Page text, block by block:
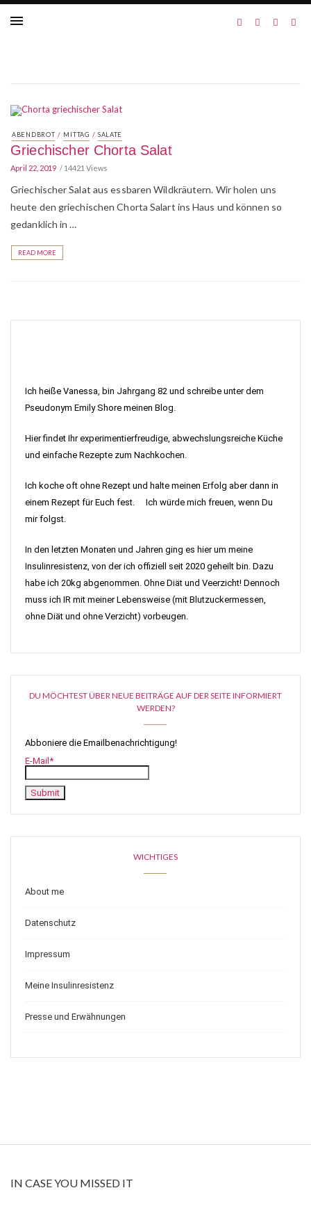
ABENDBROT / MITTAG / SALATE
Griechischer Chorta Salat
April 22, 2019 14421 Views
Griechischer Salat aus essbaren Wildkräutern. Wir holen uns
heute den griechischen Chorta Salart ins Haus und können so
gedanklich in …
READ MORE
Ich heiße Vanessa, bin Jahrgang 82 und schreibe unter dem
Pseudonym Emily Shore meinen Blog.
Hier findet Ihr experimentierfreudige, abwechslungsreiche Küche
und einfache Rezepte zum Nachkochen.
Ich koche oft ohne Rezept und halte meinen Erfolg aber dann in
einem Rezept für Euch fest. Ich würde mich freuen, wenn Du
mir folgst.
In den letzten Monaten und Jahren ging es hier um meine
Insulinresistenz, von der ich offiziell seit 2020 geheilt bin. Dazu
habe ich 20kg abgenommen. Ohne Diät und Veerzicht! Dennoch
muss ich IR mit meiner Lebensweise (mit Blutzuckermessen,
ohne Diät und ohne Verzicht) vorbeugen.
DU MÖCHTEST ÜBER NEUE BEITRÄGE AUF DER SEITE INFORMIERT
WERDEN?
Abboniere die Emailbenachrichtigung!
E-Mail*
WICHTIGES
About me
Datenschutz
Impressum
Meine Insulinresistenz
Presse und Erwähnungen
IN CASE YOU MISSED IT